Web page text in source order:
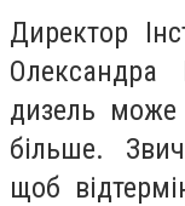
Директор
Олександра
дизель може
більше.
щоб